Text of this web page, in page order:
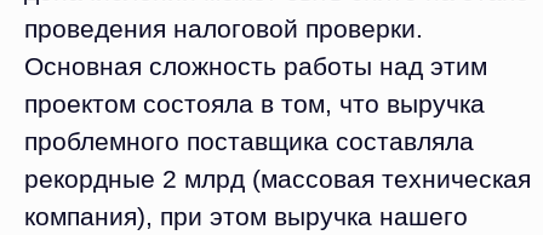
проведения налоговой проверки.
Основная сложность работы над этим
проектом состояла в том, что выручка
проблемного поставщика составляла
рекордные 2 млрд (массовая техническая
компания), при этом выручка нашего